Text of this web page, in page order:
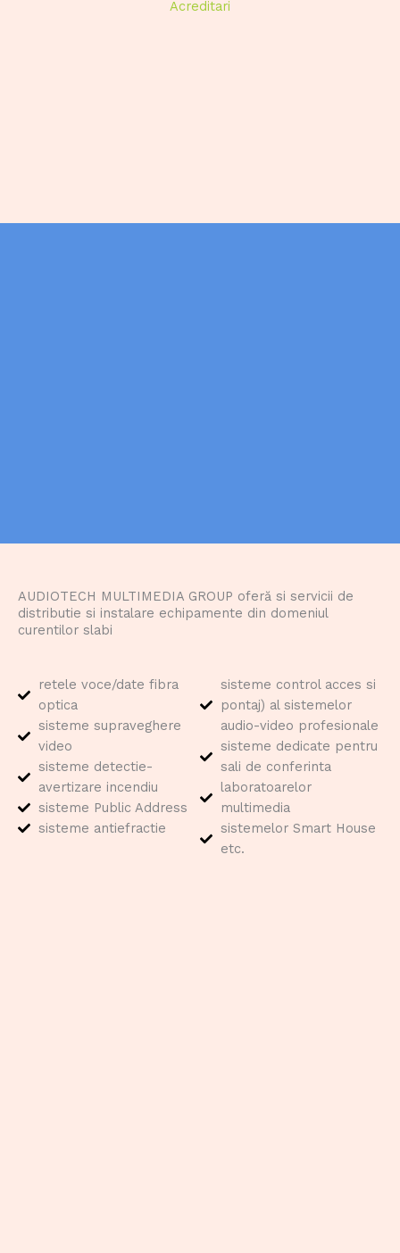
Acreditari
AUDIOTECH MULTIMEDIA GROUP oferă si servicii de
distributie si instalare echipamente din domeniul
curentilor slabi
retele voce/date fibra
optica
sisteme supraveghere
video
sisteme detectie-
avertizare incendiu
sisteme Public Address
sisteme antiefractie
sisteme control acces si
pontaj) al sistemelor
audio-video profesionale
sisteme dedicate pentru
sali de conferinta
laboratoarelor
multimedia
sistemelor Smart House
etc.